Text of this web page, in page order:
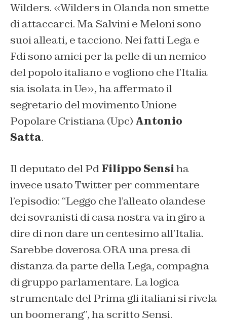
Wilders. «Wilders in Olanda non smette
di attaccarci. Ma Salvini e Meloni sono
suoi alleati, e tacciono. Nei fatti Lega e
Fdi sono amici per la pelle di un nemico
del popolo italiano e vogliono che l’Italia
sia isolata in Ue», ha affermato il
segretario del movimento Unione
Popolare Cristiana (Upc) Antonio
Satta.
Il deputato del PdFilippo Sensiha
invece usato Twitter per commentare
l’episodio: “Leggo che l’alleato olandese
dei sovranisti di casa nostra va in giro a
dire di non dare un centesimo all’Italia.
Sarebbe doverosa ORA una presa di
distanza da parte della Lega, compagna
di gruppo parlamentare. La logica
strumentale del Prima gli italiani si rivela
un boomerang”, ha scritto Sensi.